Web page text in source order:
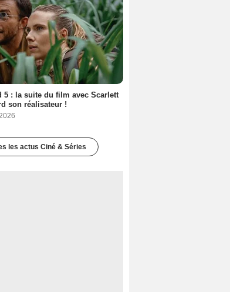
5 : la suite du film avec Scarlett
son réalisateur !
les actus Ciné & Séries